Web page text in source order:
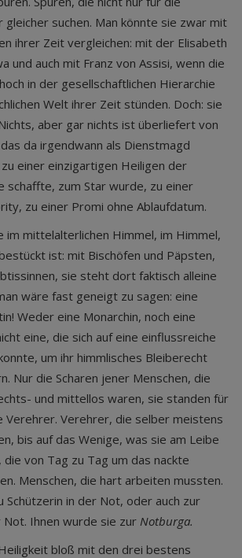
gleicher suchen. Man könnte sie zwar mit
ihrer Zeit vergleichen: mit der Elisabeth
und auch mit Franz von Assisi, wenn die
in der gesellschaftlichen Hierarchie
Welt ihrer Zeit stünden. Doch: sie
aber gar nichts ist überliefert von
da irgendwann als Dienstmagd
einer einzigartigen Heiligen der
schaffte, zum Star wurde, zu einer
zu einer Promi ohne Ablaufdatum.
im mittelalterlichen Himmel, im Himmel,
ist: mit Bischöfen und Päpsten,
sie steht dort faktisch alleine
wäre fast geneigt zu sagen: eine
Weder eine Monarchin, noch eine
eine, die sich auf eine einflussreiche
um ihr himmlisches Bleiberecht
Nur die Scharen jener Menschen, die
und mittellos waren, sie standen für
Verehrer. Verehrer, die selber meistens
bis auf das Wenige, was sie am Leibe
von Tag zu Tag um das nackte
Menschen, die hart arbeiten mussten.
Schützerin in der Not, oder auch zur
Ihnen wurde sie zur Notburga.
bloß mit den drei bestens